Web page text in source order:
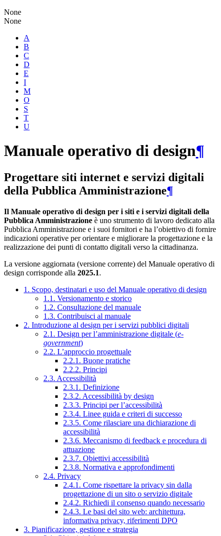
None
None
A
B
C
D
E
I
M
O
S
T
U
Manuale operativo di design¶
Progettare siti internet e servizi digitali
della Pubblica Amministrazione¶
Il Manuale operativo di design per i siti e i servizi digitali della
Pubblica Amministrazione è uno strumento di lavoro dedicato alla
Pubblica Amministrazione e i suoi fornitori e ha l’obiettivo di fornire
indicazioni operative per orientare e migliorare la progettazione e la
realizzazione dei punti di contatto digitali verso la cittadinanza.
La versione aggiornata (versione corrente) del Manuale operativo di
design corrisponde alla 2025.1.
1. Scopo, destinatari e uso del Manuale operativo di design
1.1. Versionamento e storico
1.2. Consultazione del manuale
1.3. Contribuisci al manuale
2. Introduzione al design per i servizi pubblici digitali
2.1. Design per l’amministrazione digitale (e-
government)
2.2. L’approccio progettuale
2.2.1. Buone pratiche
2.2.2. Principi
2.3. Accessibilità
2.3.1. Definizione
2.3.2. Accessibilità by design
2.3.3. Principi per l’accessibilità
2.3.4. Linee guida e criteri di successo
2.3.5. Come rilasciare una dichiarazione di
accessibilità
2.3.6. Meccanismo di feedback e procedura di
attuazione
2.3.7. Obiettivi accessibilità
2.3.8. Normativa e approfondimenti
2.4. Privacy
2.4.1. Come rispettare la privacy sin dalla
progettazione di un sito o servizio digitale
2.4.2. Richiedi il consenso quando necessario
2.4.3. Le basi del sito web: architettura,
informativa privacy, riferimenti DPO
3. Pianificazione, gestione e strategia